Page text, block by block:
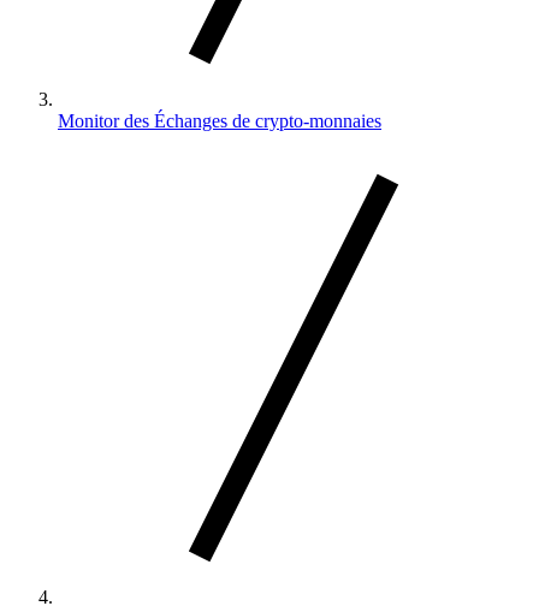
Monitor des Échanges de crypto-monnaies